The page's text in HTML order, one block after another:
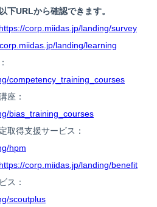
下URLから確認できます。
https://corp.miidas.jp/landing/survey
landing/learning
competency_training_courses
座：
bias_training_courses
取得支援サービス：
hpm
https://corp.miidas.jp/landing/benefit
ス：
scoutplus